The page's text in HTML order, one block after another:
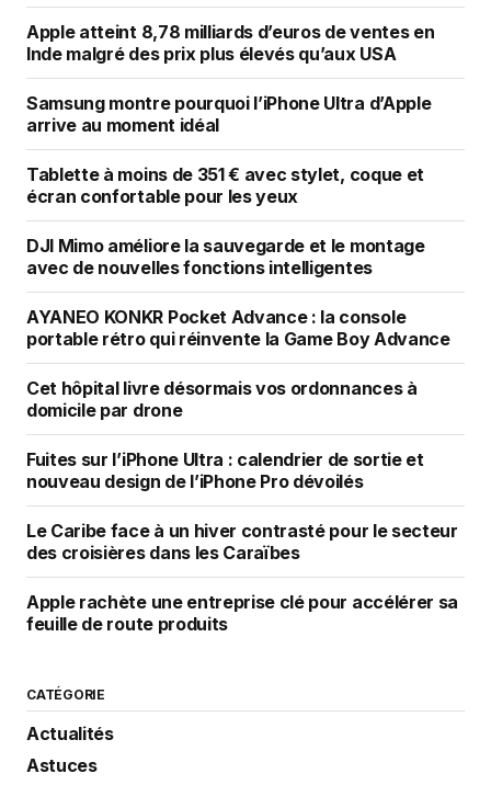
Apple atteint 8,78 milliards d’euros de ventes en
Inde malgré des prix plus élevés qu’aux USA
Samsung montre pourquoi l’iPhone Ultra d’Apple
arrive au moment idéal
Tablette à moins de 351 € avec stylet, coque et
écran confortable pour les yeux
DJI Mimo améliore la sauvegarde et le montage
avec de nouvelles fonctions intelligentes
AYANEO KONKR Pocket Advance : la console
portable rétro qui réinvente la Game Boy Advance
Cet hôpital livre désormais vos ordonnances à
domicile par drone
Fuites sur l’iPhone Ultra : calendrier de sortie et
nouveau design de l’iPhone Pro dévoilés
Le Caribe face à un hiver contrasté pour le secteur
des croisières dans les Caraïbes
Apple rachète une entreprise clé pour accélérer sa
feuille de route produits
CATÉGORIE
Actualités
Astuces